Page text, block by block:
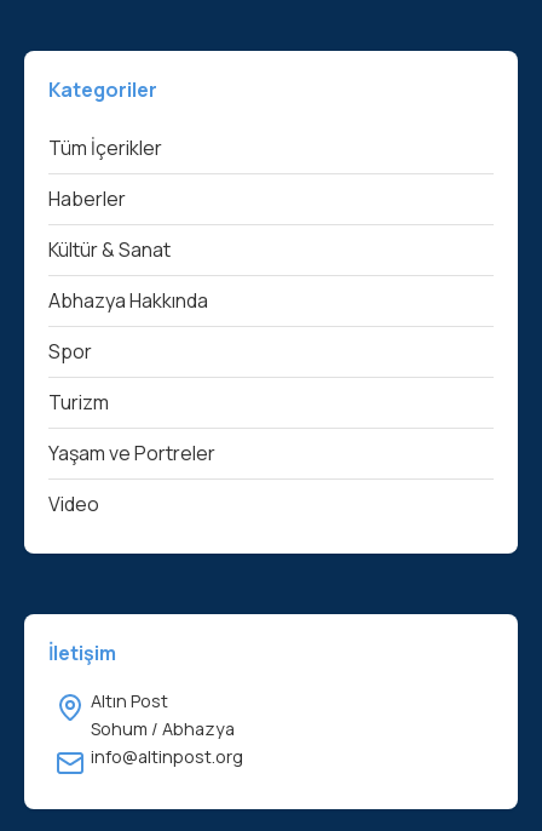
Kategoriler
Tüm İçerikler
Haberler
Kültür & Sanat
Abhazya Hakkında
Spor
Turizm
Yaşam ve Portreler
Video
İletişim
Altın Post
Sohum / Abhazya
info@altinpost.org